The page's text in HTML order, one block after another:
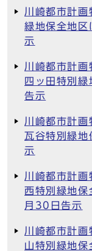
川崎都市計画
緑地保全地
示
川崎都市計画
四ッ田特別
告示
川崎都市計画
瓦谷特別緑
示
川崎都市計画
西特別緑地
月30日告示
川崎都市計画
山特別緑地